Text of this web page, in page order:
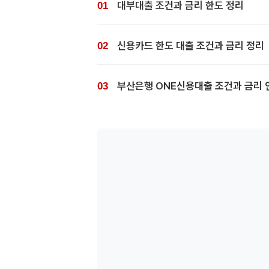
대부대출 조건과 금리 한도 정리
신용카드 한도 대출 조건과 금리 정리
부산은행 ONE신용대출 조건과 금리